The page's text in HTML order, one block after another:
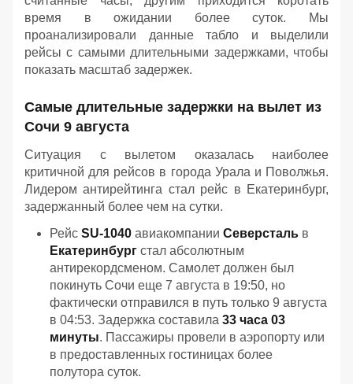
время в ожидании более суток. Мы
проанализировали данные табло и выделили
рейсы с самыми длительными задержками, чтобы
показать масштаб задержек.
Самые длительные задержки на вылет из
Сочи 9 августа
Ситуация с вылетом оказалась наиболее
критичной для рейсов в города Урала и Поволжья.
Лидером антирейтинга стал рейс в Екатеринбург,
задержанный более чем на сутки.
Рейс SU-1040 авиакомпании Северсталь в
Екатеринбург стал абсолютным
антирекордсменом. Самолет должен был
покинуть Сочи еще 7 августа в 19:50, но
фактически отправился в путь только 9 августа
в 04:53. Задержка составила 33 часа 03
минуты. Пассажиры провели в аэропорту или
в предоставленных гостиницах более
полутора суток.